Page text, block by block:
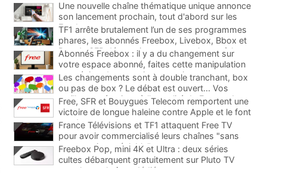
Une nouvelle chaîne thématique unique annonce
son lancement prochain, tout d'abord sur les
Freebox
...
TF1 arrête brutalement l’un de ses programmes
phares, les abonnés Freebox, Livebox, Bbox et
Box de SFR découvriront son remplaçant à la
rentrée
...
Abonnés Freebox : il y a du changement sur
votre espace abonné, faites cette manipulation
pour éviter de mauvaises surprises
...
Les changements sont à double tranchant, box
ou pas de box ? Le débat est ouvert... Vos
meilleures réactions à l'actualité de Free et des
télécoms
...
Free, SFR et Bouygues Telecom remportent une
victoire de longue haleine contre Apple et le font
condamner
France Télévisions et TF1 attaquent Free TV
pour avoir commercialisé leurs chaînes "sans
concertation préalable"
Freebox Pop, mini 4K et Ultra : deux séries
cultes débarquent gratuitement sur Pluto TV
avec leurs chaînes dédiées